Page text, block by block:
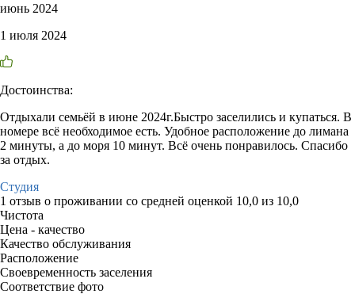
июнь 2024
1 июля 2024
Достоинства:
Отдыхали семьёй в июне 2024г.Быстро заселились и купаться. В
номере всё необходимое есть. Удобное расположение до лимана
2 минуты, а до моря 10 минут. Всё очень понравилось. Спасибо
за отдых.
Студия
1 отзыв о проживании со средней оценкой 10,0 из 10,0
Чистота
Цена - качество
Качество обслуживания
Расположение
Своевременность заселения
Соответствие фото